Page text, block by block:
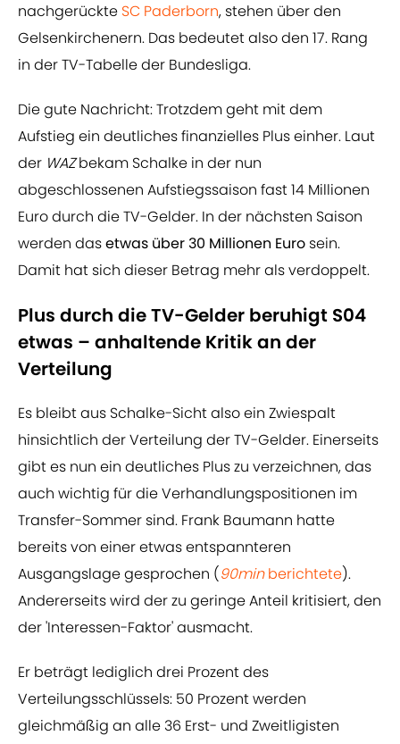
nachgerückte SC Paderborn, stehen über den
Gelsenkirchenern. Das bedeutet also den 17. Rang
in der TV-Tabelle der Bundesliga.
Die gute Nachricht: Trotzdem geht mit dem
Aufstieg ein deutliches finanzielles Plus einher. Laut
der WAZbekam Schalke in der nun
abgeschlossenen Aufstiegssaison fast 14 Millionen
Euro durch die TV-Gelder. In der nächsten Saison
werden dasetwas über 30 Millionen Euro sein.
Damit hat sich dieser Betrag mehr als verdoppelt.
Plus durch die TV-Gelder beruhigt S04
etwas – anhaltende Kritik an der
Verteilung
Es bleibt aus Schalke-Sicht also ein Zwiespalt
hinsichtlich der Verteilung der TV-Gelder. Einerseits
gibt es nun ein deutliches Plus zu verzeichnen, das
auch wichtig für die Verhandlungspositionen im
Transfer-Sommer sind. Frank Baumann hatte
bereits von einer etwas entspannteren
Ausgangslage gesprochen (90minberichtete).
Andererseits wird der zu geringe Anteil kritisiert, den
der 'Interessen-Faktor' ausmacht.
Er beträgt lediglich drei Prozent des
Verteilungsschlüssels: 50 Prozent werden
gleichmäßig an alle 36 Erst- und Zweitligisten